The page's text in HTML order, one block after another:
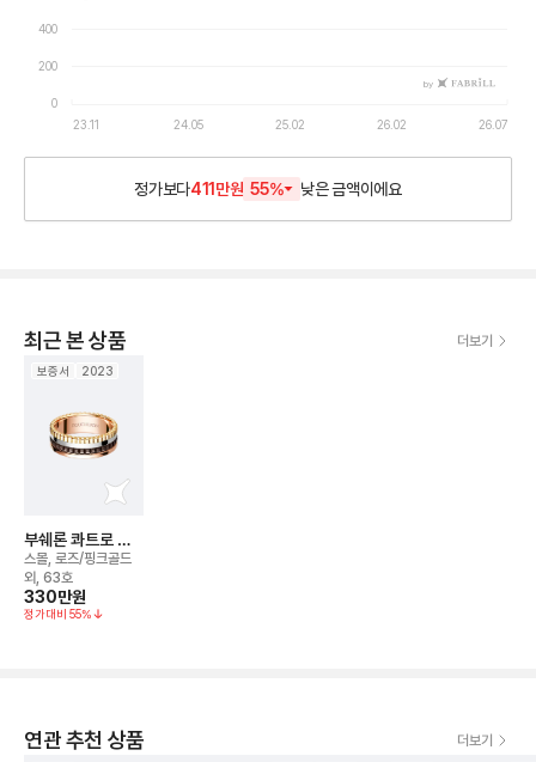
0
200
400
23.11 24.05 25.02 26.02 26.07
by
정가보다411만원 55% 낮은금액이에요
최근 본 상품 더보기
보증서 2023
부쉐론 콰트로 클
래식 링
스몰, 로즈/핑크골드
외, 63호
330만원
정가대비 55%
연관 추천 상품 더보기